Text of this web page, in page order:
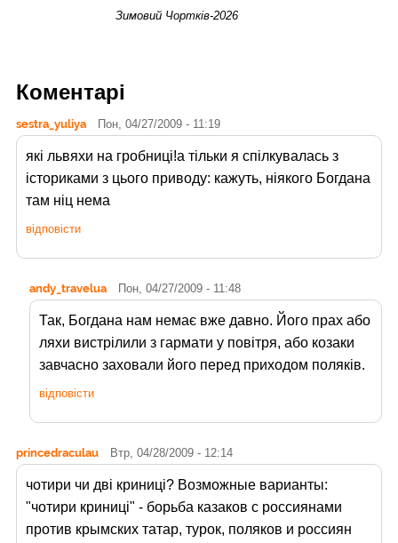
Зимовий Чортків-2026
Коментарі
sestra_yuliya Пон, 04/27/2009 - 11:19
які львяхи на гробниці!а тільки я спілкувалась з
істориками з цього приводу: кажуть, ніякого Богдана
там ніц нема
відповісти
andy_travelua Пон, 04/27/2009 - 11:48
Так, Богдана нам немає вже давно. Його прах або
ляхи вистрілили з гармати у повітря, або козаки
завчасно заховали його перед приходом поляків.
відповісти
princedraculau Втр, 04/28/2009 - 12:14
чотири чи дві криниці? Возможные варианты:
"чотири криницi" - борьба казаков с россиянами
против крымских татар, турок, поляков и россиян